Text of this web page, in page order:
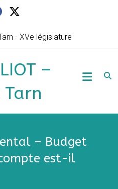
- XVe législature
–
– Budget
est-il